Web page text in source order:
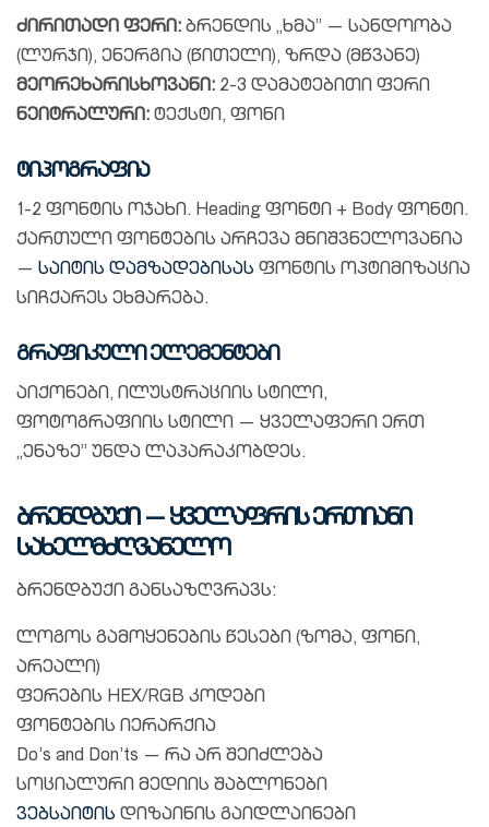
ძირითადი ფერი: ბრენდის „ხმა” — სანდოობა
(ლურჯი), ენერგია (წითელი), ზრდა (მწვანე)
მეორეხარისხოვანი: 2-3 დამატებითი ფერი
ნეიტრალური: ტექსტი, ფონი
ტიპოგრაფია
1-2 ფონტის ოჯახი. Heading ფონტი + Body ფონტი.
ქართული ფონტების არჩევა მნიშვნელოვანია
— საიტის დამზადებისას ფონტის ოპტიმიზაცია
სიჩქარეს ეხმარება.
გრაფიკული ელემენტები
აიქონები, ილუსტრაციის სტილი,
ფოტოგრაფიის სტილი — ყველაფერი ერთ
„ენაზე” უნდა ლაპარაკობდეს.
ბრენდბუქი — ყველაფრის ერთიანი
სახელმძღვანელო
ბრენდბუქი განსაზღვრავს:
ლოგოს გამოყენების წესები (ზომა, ფონი,
არეალი)
ფერების HEX/RGB კოდები
ფონტების იერარქია
Do’s and Don’ts — რა არ შეიძლება
სოციალური მედიის შაბლონები
ვებსაიტის დიზაინის გაიდლაინები